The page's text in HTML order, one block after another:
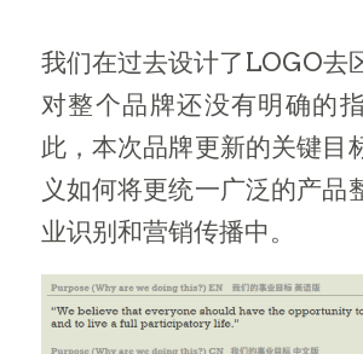
我们在过去设计了LOGO去
对整个品牌还没有明确的
此，本次品牌更新的关键目
义如何将更统一广泛的产品
业识别和营销传播中。